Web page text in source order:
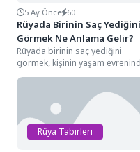
5 Ay Önce 60
Rüyada Birinin Saç Yediğini
Görmek Ne Anlama Gelir?
Rüyada birinin saç yediğini
görmek, kişinin yaşam
hazmedilmesi güç bir bilginin,
Rüya Tabirleri